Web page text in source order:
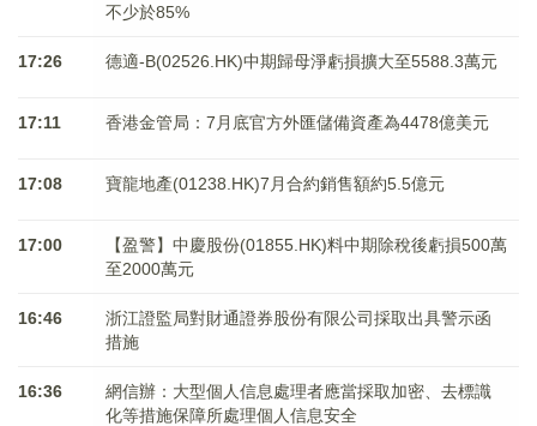
不少於85%
17:26 德適-B(02526.HK)中期歸母淨虧損擴大至5588.3萬元
17:11 香港金管局：7月底官方外匯儲備資產為4478億美元
17:08 寶龍地產(01238.HK)7月合約銷售額約5.5億元
17:00
【盈警】中慶股份(01855.HK)料中期除稅後虧損500萬
至2000萬元
16:46
浙江證監局對財通證券股份有限公司採取出具警示函
措施
16:36
網信辦：大型個人信息處理者應當採取加密、去標識
化等措施保障所處理個人信息安全